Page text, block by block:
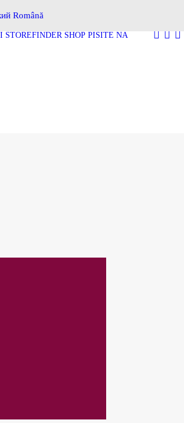
Română
STOREFINDER SHOP PIŠITE NA